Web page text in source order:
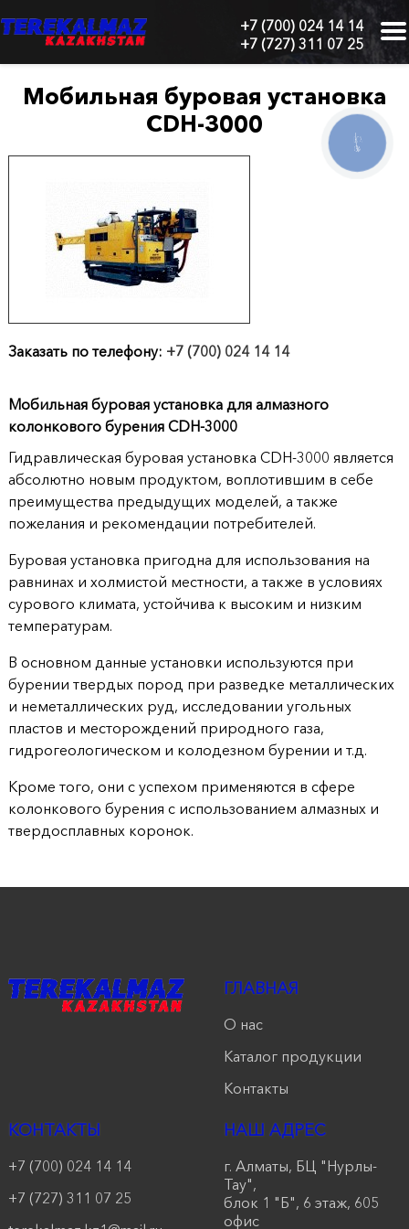
+7 (700) 024 14 14
+7 (727) 311 07 25
Алматы,
БЦ
"Нурлы-
1
нас
Каталог
продукции
Акции
Оставить
Контакты
Мобильная буровая установка
CDH-3000
Заказать по телефону: +7 (700) 024 14 14
Мобильная буровая установка для алмазного
колонкового бурения CDH-3000
Гидравлическая буровая установка CDH-3000 является
абсолютно новым продуктом, воплотившим в себе
преимущества предыдущих моделей, а также
пожелания и рекомендации потребителей.
Буровая установка пригодна для использования на
равнинах и холмистой местности, а также в условиях
сурового климата, устойчива к высоким и низким
температурам.
В основном данные установки используются при
бурении твердых пород при разведке металлических
и неметаллических руд, исследовании угольных
пластов и месторождений природного газа,
гидрогеологическом и колодезном бурении и т.д.
Кроме того, они с успехом применяются в сфере
колонкового бурения с использованием алмазных и
твердосплавных коронок.
ГЛАВНАЯ
О нас
Каталог продукции
Контакты
КОНТАКТЫ
+7 (700) 024 14 14
+7 (727) 311 07 25
НАШ АДРЕС
г. Алматы, БЦ "Нурлы-
Тау",
блок 1 "Б", 6 этаж, 605
офис
КНОПКА
СВЯЗИ